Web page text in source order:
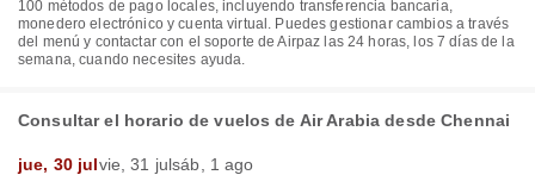
100 métodos de pago locales, incluyendo transferencia bancaria,
monedero electrónico y cuenta virtual. Puedes gestionar cambios a través
del menú y contactar con el soporte de Airpaz las 24 horas, los 7 días de la
semana, cuando necesites ayuda.
Consultar el horario de vuelos de Air Arabia desde Chennai
jue, 30 julvie, 31 julsáb, 1 ago